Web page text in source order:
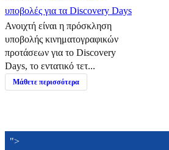
υποβολές για τα Discovery Days
Ανοιχτή είναι η πρόσκληση
υποβολής κινηματογραφικών
προτάσεων για το Discovery
Days, το εντατικό τετ...
Μάθετε περισσότερα
">